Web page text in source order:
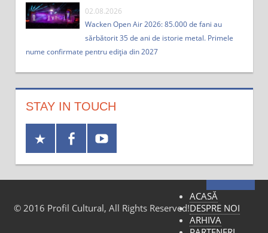
02.08.2026
Wacken Open Air 2026: 85.000 de fani au
sărbătorit 35 de ani de istorie metal. Primele
nume confirmate pentru ediția din 2027
STAY IN TOUCH
© 2016 Profil Cultural, All Rights Reserved!
ACASĂ
DESPRE NOI
ARHIVA